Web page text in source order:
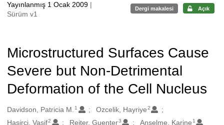
Yayınlanmış 1 Ocak 2009 |
Sürüm v1
Dergi makalesi Açık
Microstructured Surfaces Cause
Severe but Non-Detrimental
Deformation of the Cell Nucleus
Oluşturanlar
Davidson, Patricia M. 1 Ozcelik, Hayriye2
Hasirci, Vasif2 Reiter, Guenter3 Anselme, Karine 1